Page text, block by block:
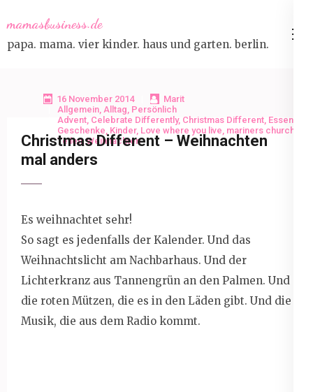
to
content
mamasbusiness.de
papa. mama. vier kinder. haus und garten. berlin.
16 November 2014
Marit
Allgemein, Alltag, Persönlich
Advent, Celebrate Differently, Christmas Different, Essen
Geschenke, Kinder, Love where you live, mariners church
Teilen,Weihnachten
Christmas Different – Weihnachten
mal anders
Es weihnachtet sehr!
So sagt es jedenfalls der Kalender. Und das
Weihnachtslicht am Nachbarhaus. Und der
Lichterkranz aus Tannengrün an den Palmen. Und
die roten Mützen, die es in den Läden gibt. Und die
Musik, die aus dem Radio kommt.